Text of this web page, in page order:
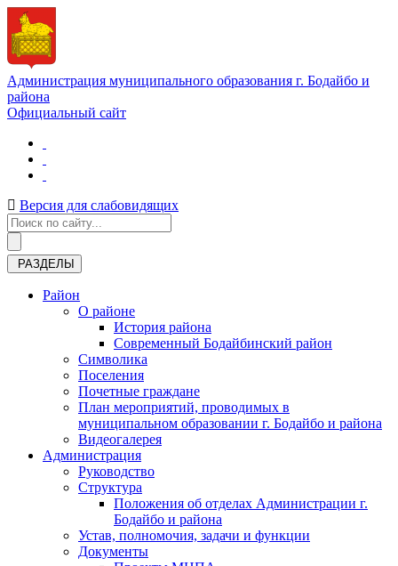
Администрация муниципального образования г. Бодайбо и
района
Официальный сайт
Версия для слабовидящих
РАЗДЕЛЫ
Район
О районе
История района
Современный Бодайбинский район
Символика
Поселения
Почетные граждане
План мероприятий, проводимых в
муниципальном образовании г. Бодайбо и района
Видеогалерея
Администрация
Руководство
Структура
Положения об отделах Администрации г.
Бодайбо и района
Устав, полномочия, задачи и функции
Документы